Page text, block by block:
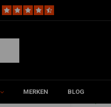
MERKEN BLOG
€29,95